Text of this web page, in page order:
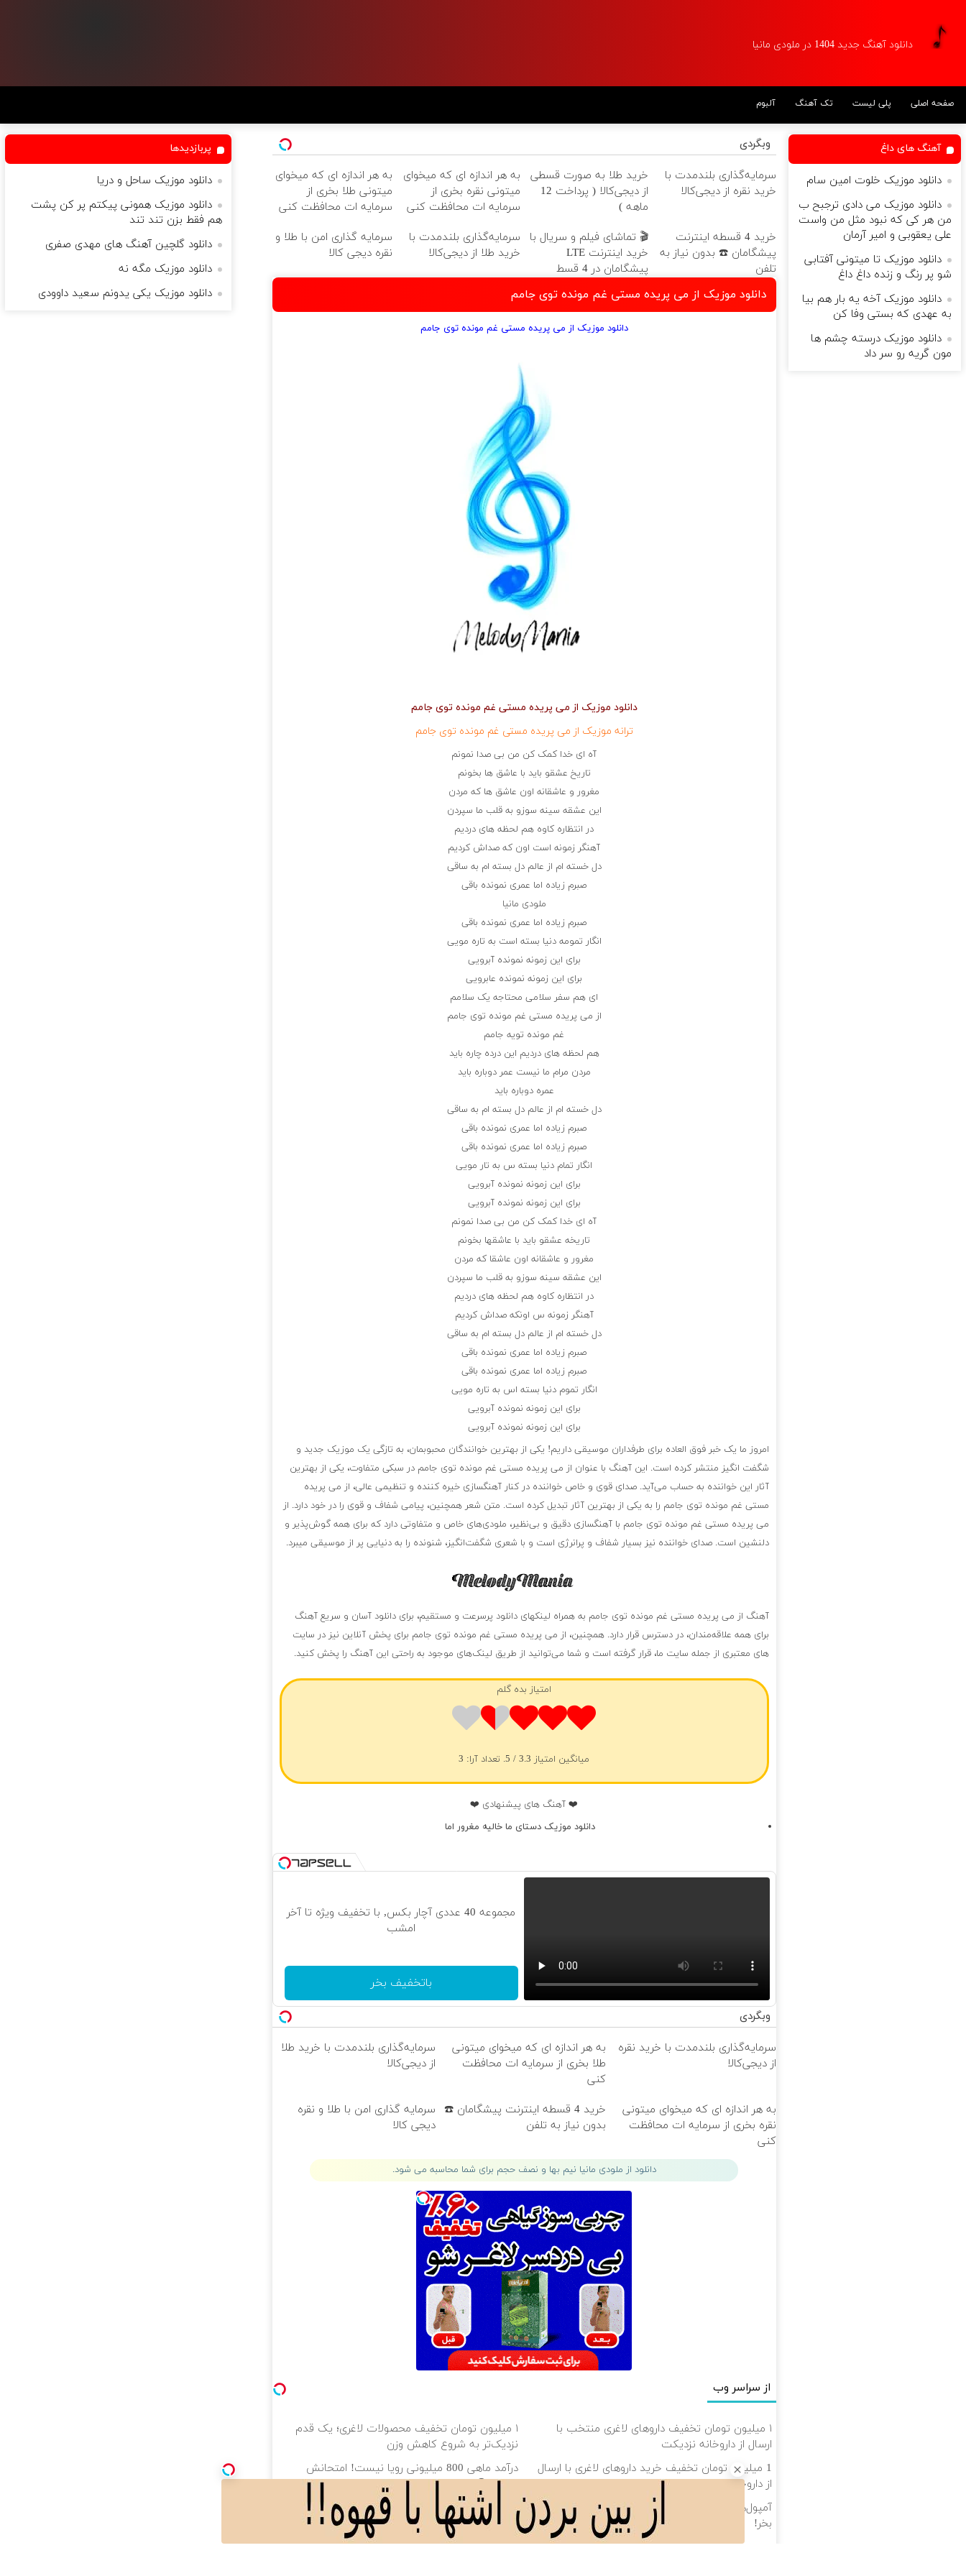
دانلود آهنگ جدید 1404 در ملودی مانیا
صفحه اصلی پلی لیست تک آهنگ آلبوم
وبگردی
سرمایه‌گذاری بلندمدت با
خرید نقره از دیجی‌کالا
خرید طلا به صورت قسطی
از دیجی‌کالا ( پرداخت 12
ماهه )
به هر اندازه ای که میخوای
میتونی نقره بخری از
سرمایه ات محافظت کنی
به هر اندازه ای که میخوای
میتونی طلا بخری از
سرمایه ات محافظت کنی
خرید 4 قسطه اینترنت
پیشگامان ☎️ بدون نیاز به
تلفن
🎬 تماشای فیلم و سریال با
خرید اینترنت LTE
پیشگامان در 4 قسط
سرمایه‌گذاری بلندمدت با
خرید طلا از دیجی‌کالا
سرمایه گذاری امن با طلا و
نقره دیجی کالا
دانلود موزیک از می پریده مستی غم مونده توی جامم
دانلود موزیک از می پریده مستی غم مونده توی جامم
دانلود موزیک از می پریده مستی غم مونده توی جامم
ترانه موزیک از می پریده مستی غم مونده توی جامم
آه ای خدا کمک کن من بی صدا نمونم
تاریخ عشقو باید با عاشق ها بخونم
مغرور و عاشقانه اون عاشق ها که مردن
این عشقه سینه سوزو به قلب ما سپردن
در انتظاره کاوه هم لحظه های دردیم
آهنگر زمونه است اون که صداش کردیم
دل خسته ام از عالم دل بسته ام به ساقی
صبرم زیاده اما عمری نمونده باقی
ملودی مانیا
صبرم زیاده اما عمری نمونده باقی
انگار تمومه دنیا بسته است به تاره مویی
برای این زمونه نمونده آبرویی
برای این زمونه نمونده عابرویی
ای هم سفر سلامی محتاجه یک سلامم
از می پریده مستی غم مونده توی جامم
غم مونده تویه جامم
هم لحظه های دردیم این درده چاره باید
مردن مرام ما نیست عمر دوباره باید
عمره دوباره باید
دل خسته ام از عالم دل بسته ام به ساقی
صبرم زیاده اما عمری نمونده باقی
صبرم زیاده اما عمری نمونده باقی
انگار تمام دنیا بسته س به تار مویی
برای این زمونه نمونده آبرویی
برای این زمونه نمونده آبرویی
آه ای خدا کمک کن من بی صدا نمونم
تاریخه عشقو باید با عاشقها بخونم
مغرور و عاشقانه اون عاشقا که مردن
این عشقه سینه سوزو به قلب ما سپردن
در انتظاره کاوه هم لحظه های دردیم
آهنگر زمونه س اونکه صداش کردیم
دل خسته ام از عالم دل بسته ام به ساقی
صبرم زیاده اما عمری نمونده باقی
صبرم زیاده اما عمری نمونده باقی
انگار تموم دنیا بسته اس به تاره مویی
برای این زمونه نمونده آبرویی
برای این زمونه نمونده آبرویی
امروز ما یک خبر فوق العاده برای طرفداران موسیقی داریم! یکی از بهترین خوانندگان محبوبمان، به تازگی یک موزیک جدید و
شگفت انگیز منتشر کرده است. این آهنگ با عنوان از می پریده مستی غم مونده توی جامم در سبکی متفاوت، یکی از بهترین
آثار این خواننده به حساب می‌آید. صدای قوی و خاص خواننده در کنار آهنگسازی خیره کننده و تنظیمی عالی، از می پریده
مستی غم مونده توی جامم را به یکی از بهترین آثار تبدیل کرده است. متن شعر همچنین، پیامی شفاف و قوی را در خود دارد. از
می پریده مستی غم مونده توی جامم با آهنگسازی دقیق و بی‌نظیر، ملودی‌های خاص و متفاوتی دارد که برای همه گوش‌پذیر و
دلنشین است. صدای خواننده نیز بسیار شفاف و پرانرژی است و با شعری شگفت‌انگیز، شنونده را به دنیایی پر از موسیقی میبرد.
آهنگ از می پریده مستی غم مونده توی جامم به همراه لینکهای دانلود پرسرعت و مستقیم، برای دانلود آسان و سریع آهنگ
برای همه علاقه‌مندان، در دسترس قرار دارد. همچنین، از می پریده مستی غم مونده توی جامم برای پخش آنلاین نیز در سایت
های معتبری از جمله سایت ما، قرار گرفته است و شما می‌توانید از طریق لینک‌های موجود به راحتی این آهنگ را پخش کنید.
امتیاز بده گلم
میانگین امتیاز 3.3/ 5. تعداد آرا: 3
❤️ آهنگ های پیشنهادی ❤️
دانلود موزیک دستای ما خالیه مغرور اما
مجموعه 40 عددی آچار بکس, با تخفیف ویژه تا آخر
امشب
باتخفیف بخر
وبگردی
سرمایه‌گذاری بلندمدت با خرید نقره
از دیجی‌کالا
به هر اندازه ای که میخوای میتونی
طلا بخری از سرمایه ات محافظت
کنی
سرمایه‌گذاری بلندمدت با خرید طلا
از دیجی‌کالا
به هر اندازه ای که میخوای میتونی
نقره بخری از سرمایه ات محافظت
کنی
خرید 4 قسطه اینترنت پیشگامان ☎️
بدون نیاز به تلفن
سرمایه گذاری امن با طلا و نقره
دیجی کالا
دانلود از ملودی مانیا نیم بها و نصف حجم برای شما محاسبه می شود.
از سراسر وب
۱ میلیون تومان تخفیف داروهای لاغری منتخب با
ارسال از داروخانه نزدیکت
۱ میلیون تومان تخفیف محصولات لاغری؛ یک قدم
نزدیک‌تر به شروع کاهش وزن
1 میلیون تومان تخفیف خرید داروهای لاغری با ارسال
از داروخانه و پک یخ!
درآمد ماهی 800 میلیونی رویا نیست! امتحانش
مجانیه😉
آمپول‌های لاغری را ۱ میلیون تومان ارزان‌تر از همه‌جا
بخر!
بهترین قیمت داروهای لاغری، با ۱ میلیون تخفیف و
ارسال از داروخانه‌
آهنگ های داغ
دانلود موزیک خلوت امین سام
دانلود موزیک می دادی ترجبح ب
من هر کی که نبود مثل من واست
علی یعقوبی و امیر آرمان
دانلود موزیک تا میتونی آفتابی
شو پر رنگ و زنده داغ داغ
دانلود موزیک آخه یه بار هم بیا
به عهدی که بستی وفا کن
دانلود موزیک درسته چشم ها
مون گریه رو سر داد
پربازدیدها
دانلود موزیک ساحل و دریا
دانلود موزیک همونی پیکتم پر کن پشت
هم فقط بزن تند تند
دانلود گلچین آهنگ های مهدی صفری
دانلود موزیک مگه نه
دانلود موزیک یکی یدونم سعید داوودی